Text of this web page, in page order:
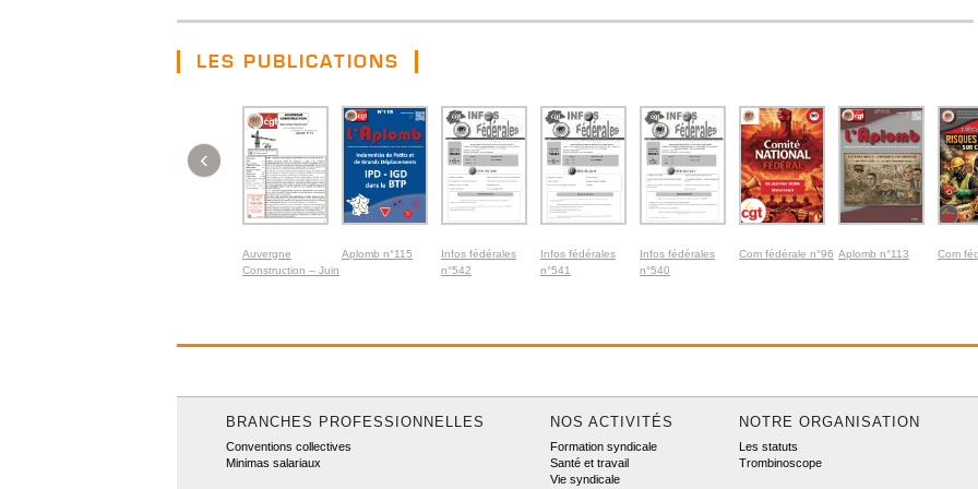
LES PUBLICATIONS
Auvergne
Construction – Juin
Aplomb n°115
Infos fédérales
n°542
Infos fédérales
n°541
Infos fédérales
n°540
Com fédérale n°96 Aplomb n°113 Com
‹
BRANCHES PROFESSIONNELLES
Conventions collectives
Minimas salariaux
NOS ACTIVITÉS
Formation syndicale
Santé et travail
Vie syndicale
NOTRE ORGANISATION
Les statuts
Trombinoscope